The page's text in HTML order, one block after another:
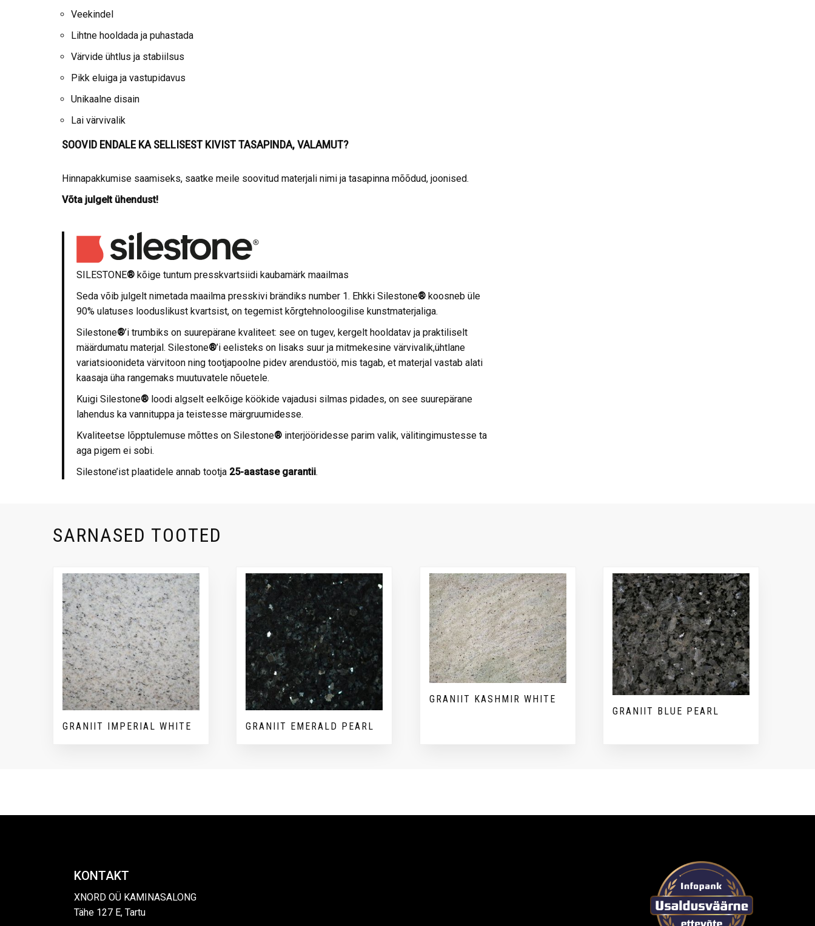
Veekindel
Lihtne hooldada ja puhastada
Värvide ühtlus ja stabiilsus
Pikk eluiga ja vastupidavus
Unikaalne disain
Lai värvivalik
SOOVID ENDALE KA SELLISEST KIVIST TASAPINDA, VALAMUT?
Hinnapakkumise saamiseks, saatke meile soovitud materjali nimi ja tasapinna mõõdud, joonised.
Võta julgelt ühendust!
SILESTONE® kõige tuntum presskvartsiidi kaubamärk maailmas
Seda võib julgelt nimetada maailma presskivi brändiks number 1. Ehkki Silestone® koosneb üle
90% ulatuses looduslikust kvartsist, on tegemist kõrgtehnoloogilise kunstmaterjaliga.
Silestone®’i trumbiks on suurepärane kvaliteet: see on tugev, kergelt hooldatav ja praktiliselt
määrdumatu materjal. Silestone®’i eelisteks on lisaks suur ja mitmekesine värvivalik,ühtlane
variatsioonideta värvitoon ning tootjapoolne pidev arendustöö, mis tagab, et materjal vastab alati
kaasaja üha rangemaks muutuvatele nõuetele.
Kuigi Silestone® loodi algselt eelkõige köökide vajadusi silmas pidades, on see suurepärane
lahendus ka vannituppa ja teistesse märgruumidesse.
Kvaliteetse lõpptulemuse mõttes on Silestone® interjööridesse parim valik, välitingimustesse ta
aga pigem ei sobi.
Silestone’ist plaatidele annab tootja 25-aastase garantii.
SARNASED TOOTED
GRANIIT IMPERIAL WHITE GRANIIT EMERALD PEARL
GRANIIT KASHMIR WHITE
GRANIIT BLUE PEARL
KONTAKT
XNORD OÜ KAMINASALONG
Tähe 127 E, Tartu